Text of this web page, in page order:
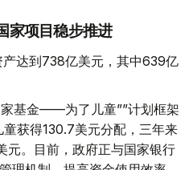
家项目稳步推进
达到738亿美元，其中639亿
家基金——为了儿童””计划框架
获得130.7美元分配，三年来
元。目前，政府正与国家银行